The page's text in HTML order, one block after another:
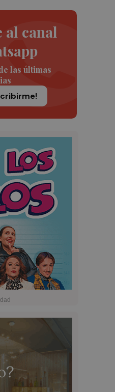
al canal
las últimas